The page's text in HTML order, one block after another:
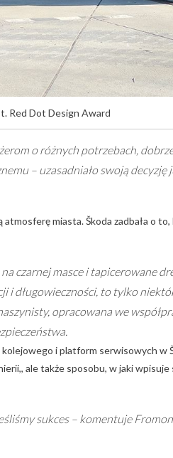
Red Dot Design Award
o różnych potrzebach,
– uzasadniało swoją decyzję
miasta. Škoda zadbała o
czarnej masce i tapicerowane
i długowieczności, to tylko
opracowana we
i platform serwisowych w
ale także sposobu, w jaki wpisuje
sukces – komentuje